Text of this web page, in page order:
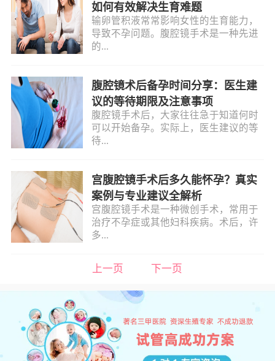
如何有效解决生育难题
输卵管积液常常影响女性的生育能力，
导致不孕问题。腹腔镜手术是一种先进
的...
腹腔镜术后备孕时间分享：医生建
议的等待期限及注意事项
腹腔镜手术后，大家往往急于知道何时
可以开始备孕。实际上，医生建议的等
待...
宫腹腔镜手术后多久能怀孕？真实
案例与专业建议全解析
宫腹腔镜手术是一种微创手术，常用于
治疗不孕症或其他妇科疾病。术后，许
多...
上一页 下一页